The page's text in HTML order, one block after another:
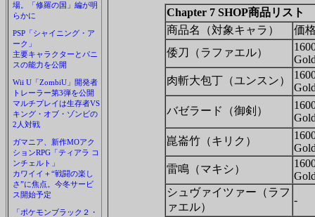
場。「修羅の国」編が明
らかに
PSP「シャイニング・ア
ーク」
主要キャラクターとパニ
スの能力を公開
Wii U「ZombiU」開発者
トレーラー第3弾を公開
マルチプレイは生存者VS
キング・オブ・ゾンビの
2人対戦
ガマニア、新作MOアク
ションRPG「ティアラ コ
ンチェルト」
カワイイ＋“戦闘の楽し
さ”に焦点。今冬サービ
ス開始予定
「ポケモンブラック２・
Chapter 7 SHOP商品リスト
商品名（対象キャラ）
価
倭刀（ラファエル）
肉斬大包丁（ユンスン）
バゼラード（御剣）
崑崙竹（キリク）
雷鳴（マキシ）
シュヴァイツァー（ラフ
ァエル）
-